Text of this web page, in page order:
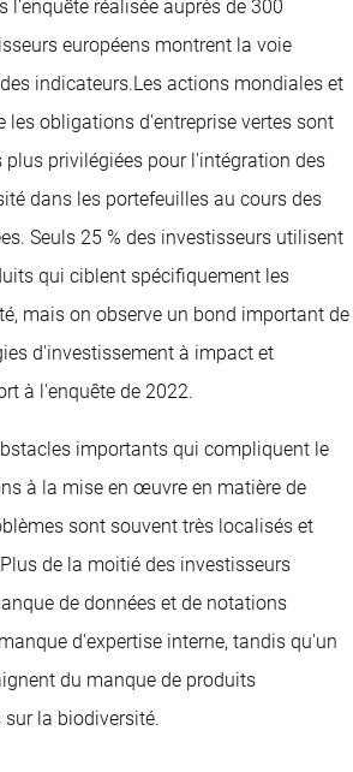
l'enquête réalisée auprès de 300
européens montrent la voie
indicateurs.Les actions mondiales et
les obligations d'entreprise vertes sont
plus privilégiées pour l'intégration des
dans les portefeuilles au cours des
Seuls 25 % des investisseurs utilisent
qui ciblent spécifiquement les
mais on observe un bond important de
d'investissement à impact et
à l'enquête de 2022.
importants qui compliquent le
à la mise en œuvre en matière de
sont souvent très localisés et
de la moitié des investisseurs
de données et de notations
d'expertise interne, tandis qu'un
du manque de produits
la biodiversité.